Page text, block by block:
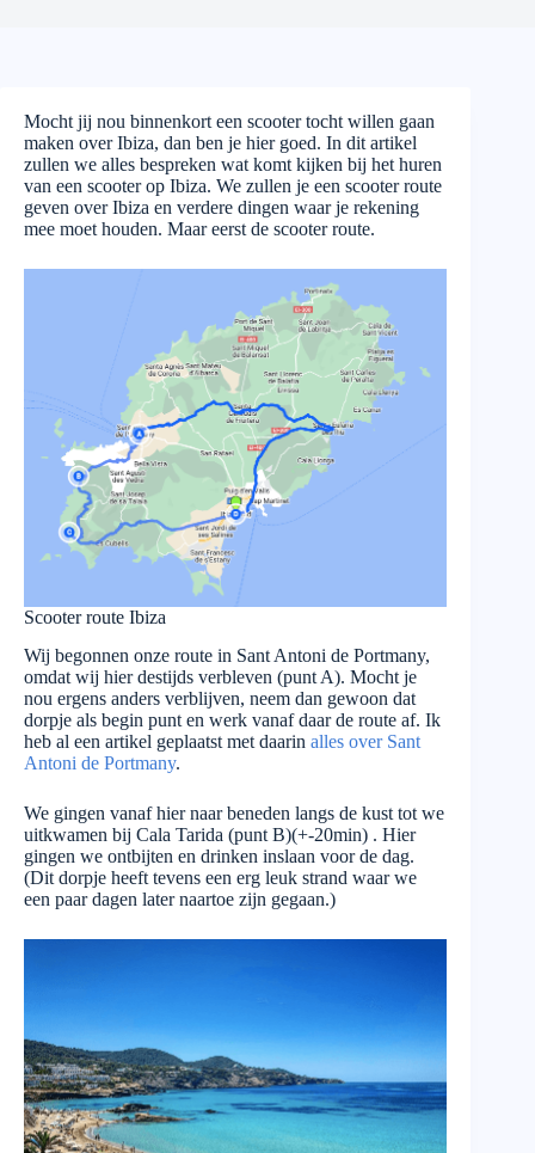
Mocht jij nou binnenkort een scooter tocht willen gaan
maken over Ibiza, dan ben je hier goed. In dit artikel
zullen we alles bespreken wat komt kijken bij het huren
van een scooter op Ibiza. We zullen je een scooter route
geven over Ibiza en verdere dingen waar je rekening
mee moet houden. Maar eerst de scooter route.
Scooter route Ibiza
Wij begonnen onze route in Sant Antoni de Portmany,
omdat wij hier destijds verbleven (punt A). Mocht je
nou ergens anders verblijven, neem dan gewoon dat
dorpje als begin punt en werk vanaf daar de route af. Ik
heb al een artikel geplaatst met daarin alles over Sant
Antoni de Portmany.
We gingen vanaf hier naar beneden langs de kust tot we
uitkwamen bij Cala Tarida (punt B)(+-20min) . Hier
gingen we ontbijten en drinken inslaan voor de dag.
(Dit dorpje heeft tevens een erg leuk strand waar we
een paar dagen later naartoe zijn gegaan.)